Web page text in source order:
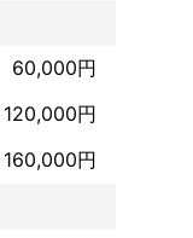
60,000円
120,000円
160,000円